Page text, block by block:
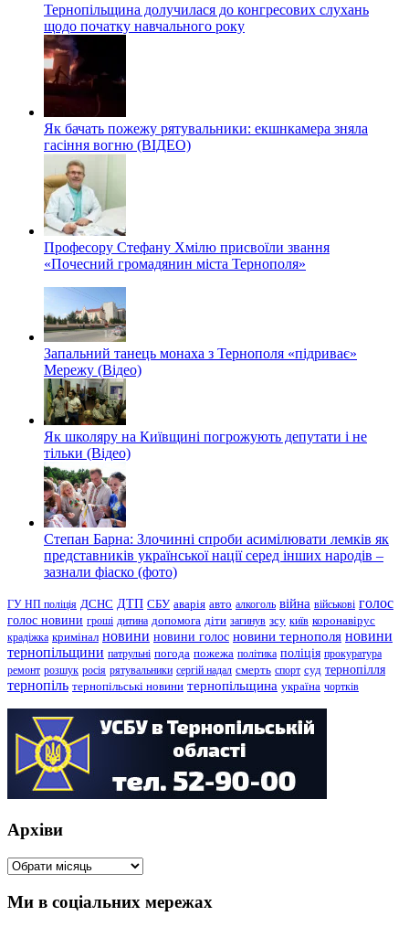
Тернопільщина долучилася до конгресових слухань
щодо початку навчального року
Як бачать пожежу рятувальники: екшнкамера зняла
гасіння вогню (ВІДЕО)
Професору Стефану Хмілю присвоїли звання
«Почесний громадянин міста Тернополя»
Запальний танець монаха з Тернополя «підриває»
Мережу (Відео)
Як школяру на Київщині погрожують депутати і не
тільки (Відео)
Степан Барна: Злочинні спроби асимілювати лемків як
представників української нації серед інших народів –
зазнали фіаско (фото)
ГУ НП поліція ДСНС ДТП СБУ аварія авто алкоголь війна військові голос
голос новини гроші дитина допомога діти загинув зсу київ коронавірус
крадіжка кримінал новини новини голос новини тернополя новини
тернопільщини патрульні погода пожежа політика поліція прокуратура
ремонт розшук росія рятувальники сергій надал смерть спорт суд тернопілля
тернопіль тернопільські новини тернопільщина україна чортків
Архіви
Архіви
Ми в соціальних мережах